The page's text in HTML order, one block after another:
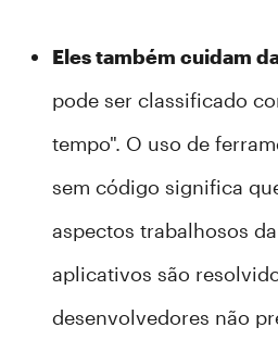
Eles também cuidam
pode ser classificado
tempo". O uso de
sem código significa
aspectos trabalhosos
aplicativos são
desenvolvedores não